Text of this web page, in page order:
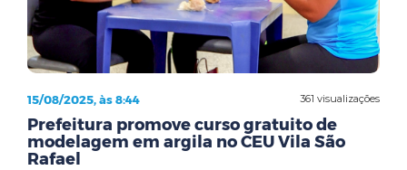
361 visualizações
15/08/2025, às 8:44
Prefeitura promove curso gratuito de
modelagem em argila no CEU Vila São
Rafael